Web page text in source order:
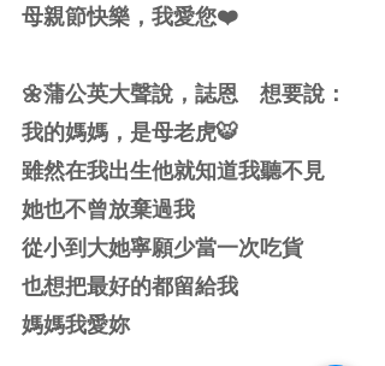
母親節快樂，我愛您❤️
🌼蒲公英大聲說，誌恩　想要說：
我的媽媽，是母老虎🐯
雖然在我出生他就知道我聽不見
她也不曾放棄過我
從小到大她寧願少當一次吃貨
也想把最好的都留給我
媽媽我愛妳